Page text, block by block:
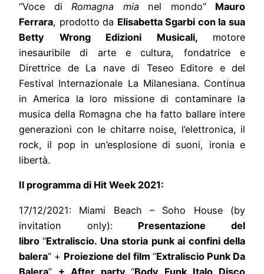
“Voce di Romagna mia nel mondo” Mauro
Ferrara, prodotto da Elisabetta Sgarbi con la sua
Betty Wrong Edizioni Musicali, motore
inesauribile di arte e cultura, fondatrice e
Direttrice de La nave di Teseo Editore e del
Festival Internazionale La Milanesiana. Continua
in America la loro missione di contaminare la
musica della Romagna che ha fatto ballare intere
generazioni con le chitarre noise, l’elettronica, il
rock, il pop in un’esplosione di suoni, ironia e
libertà.
Il programma di Hit Week 2021:
17/12/2021: Miami Beach – Soho House (by
invitation only): Presentazione del
libro“Extraliscio. Una storia punk ai confini della
balera” + Proiezione del film “Extraliscio Punk Da
Balera” + After party“Body Funk Italo Disco